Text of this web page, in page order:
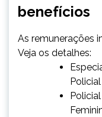
benefícios
As remunerações
Veja os detalhes: